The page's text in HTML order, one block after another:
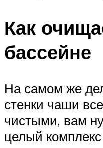
Как
бассейне
На самом же
стенки чаши
чистыми, вам
целый